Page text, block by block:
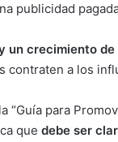
publicidad
un crecimiento
contraten a los
“Guía para
que debe ser